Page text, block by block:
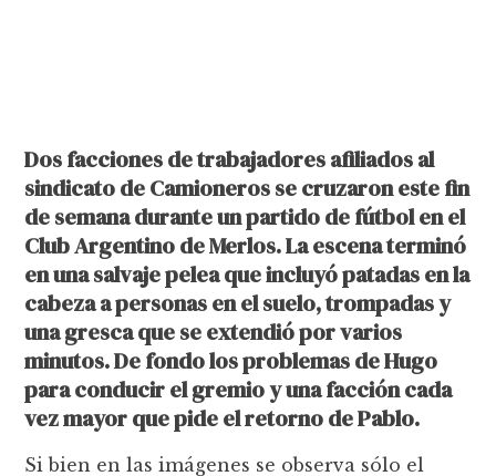
Dos facciones de trabajadores afiliados al
sindicato de Camioneros se cruzaron este fin
de semana durante un partido de fútbol en el
Club Argentino de Merlos. La escena terminó
en una salvaje pelea que incluyó patadas en la
cabeza a personas en el suelo, trompadas y
una gresca que se extendió por varios
minutos. De fondo los problemas de Hugo
para conducir el gremio y una facción cada
vez mayor que pide el retorno de Pablo.
Si bien en las imágenes se observa sólo el